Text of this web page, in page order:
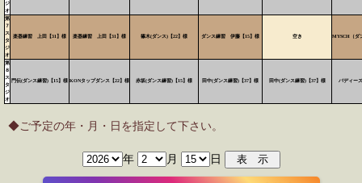
ジ
オ
第
７
ス
タ
ジ
オ
楽器練習 上田【31】様 楽器練習 上田【31】様 篠木(ダンス)【22】様 ダンス練習 伊藤【15】様 空き MYSCH（ダ
第
８
ス
タ
ジ
オ
門伝(ダンス練習)【15】様 KONタップダンス【22】様 赤坂(ダンス練習)【15】様 田中(ダンス練習)【37】様 田中(ダンス練習)【37】様 バディー
◆ご予定の年・月・日を指定して下さい。
年 月 日